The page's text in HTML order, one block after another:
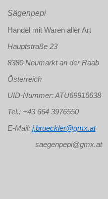
Sägenpepi
Handel mit Waren aller Art
Hauptstraße 23
8380 Neumarkt an der Raab
Österreich
UID-Nummer: ATU69916638
Tel.: +43 664 3976550
E-Mail: j.brueckler@gmx.at
saegenpepi@gmx.at